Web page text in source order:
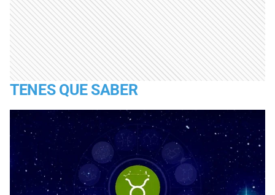
TENES QUE SABER